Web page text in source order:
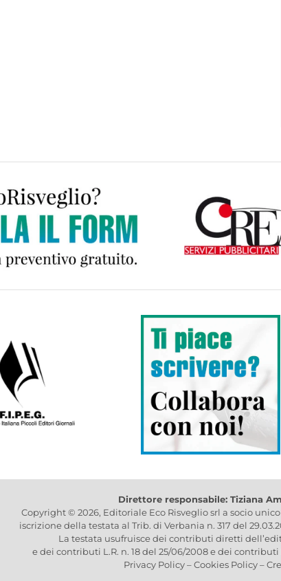
Direttore responsabile: Tiziana
Copyright © 2026, Editoriale Eco Risveglio srl a socio
iscrizione della testata al Trib. di Verbania n. 317 del
La testata usufruisce dei contributi diretti
e dei contributi L.R. n. 18 del 25/06/2008 e dei contributi
Privacy Policy–Cookies Policy–